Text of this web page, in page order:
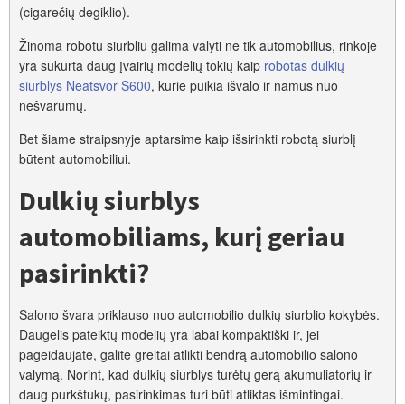
(cigarečių degiklio).
Žinoma robotu siurbliu galima valyti ne tik automobilius, rinkoje
yra sukurta daug įvairių modelių tokių kaip robotas dulkių
siurblys Neatsvor S600, kurie puikia išvalo ir namus nuo
nešvarumų.
Bet šiame straipsnyje aptarsime kaip išsirinkti robotą siurblį
būtent automobiliui.
Dulkių siurblys
automobiliams, kurį geriau
pasirinkti?
Salono švara priklauso nuo automobilio dulkių siurblio kokybės.
Daugelis pateiktų modelių yra labai kompaktiški ir, jei
pageidaujate, galite greitai atlikti bendrą automobilio salono
valymą. Norint, kad dulkių siurblys turėtų gerą akumuliatorių ir
daug purkštukų, pasirinkimas turi būti atliktas išmintingai.